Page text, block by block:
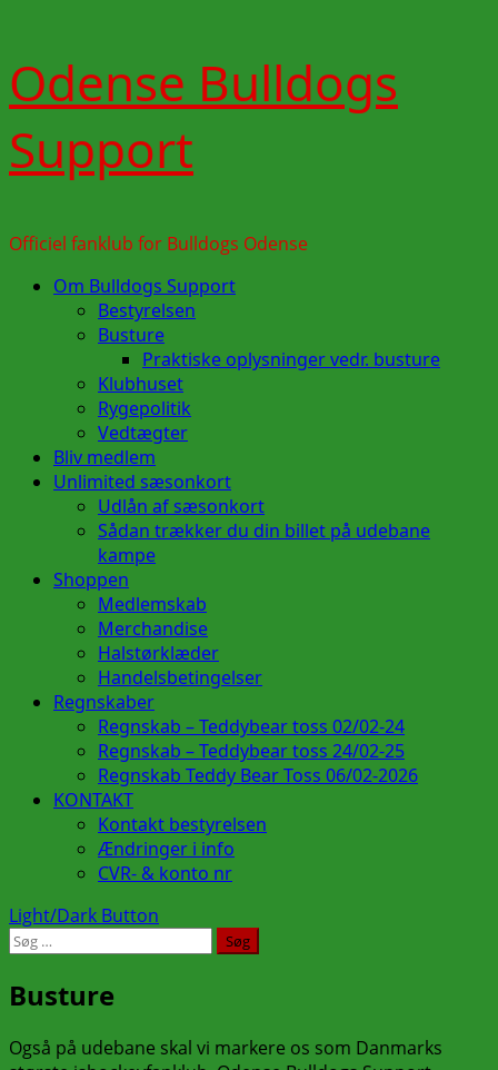
to
content
Odense Bulldogs
Support
Officiel fanklub for Bulldogs Odense
PrimaryOm Bulldogs Support
Bestyrelsen
Busture
Praktiske oplysninger vedr. busture
Klubhuset
Rygepolitik
Vedtægter
Bliv medlem
Unlimited sæsonkort
Udlån af sæsonkort
Sådan trækker du din billet på udebane
kampe
Shoppen
Medlemskab
Merchandise
Halstørklæder
Handelsbetingelser
Regnskaber
Regnskab – Teddybear toss 02/02-24
Regnskab – Teddybear toss 24/02-25
Regnskab Teddy Bear Toss 06/02-2026
KONTAKT
Kontakt bestyrelsen
Ændringer i info
CVR- & konto nr
Light/Dark Button
Søg
Busture
Også på udebane skal vi markere os som Danmarks